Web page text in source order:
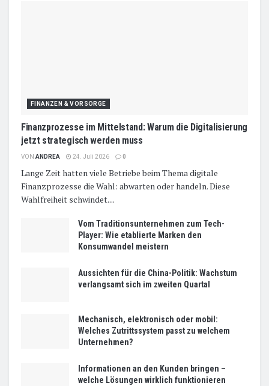
FINANZEN & VORSORGE
Finanzprozesse im Mittelstand: Warum die Digitalisierung
jetzt strategisch werden muss
VON ANDREA 24. Juli 2026 0
Lange Zeit hatten viele Betriebe beim Thema digitale
Finanzprozesse die Wahl: abwarten oder handeln. Diese
Wahlfreiheit schwindet....
Vom Traditionsunternehmen zum Tech-
Player: Wie etablierte Marken den
Konsumwandel meistern
Aussichten für die China-Politik: Wachstum
verlangsamt sich im zweiten Quartal
Mechanisch, elektronisch oder mobil:
Welches Zutrittssystem passt zu welchem
Unternehmen?
Informationen an den Kunden bringen –
welche Lösungen wirklich funktionieren